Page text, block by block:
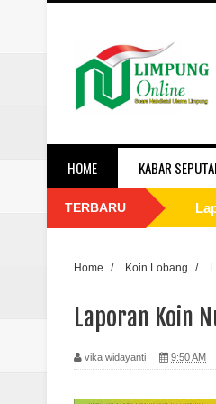
HOME KABAR
TERBARU
Home / Koin Lobang /
Laporan Koin
vika widayanti 9:50 AM